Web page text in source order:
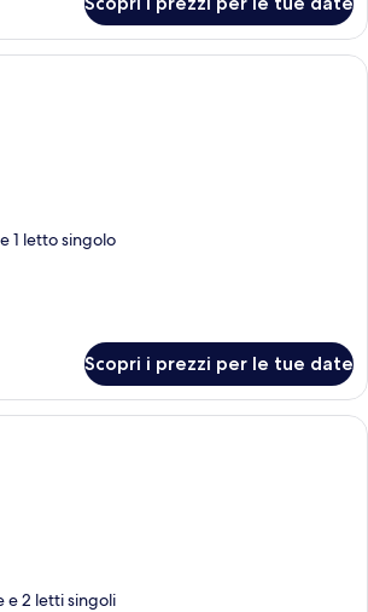
Camera d'albergo con tavolo da
1 letto singolo
Scopri i prezzi per le tue date
Una camera d'albergo con un
e 2 letti singoli